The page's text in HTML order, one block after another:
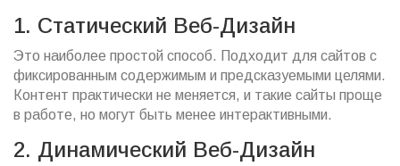
1. Статический Веб-Дизайн
Это наиболее простой способ. Подходит для сайтов с
фиксированным содержимым и предсказуемыми целями.
Контент практически не меняется, и такие сайты проще
в работе, но могут быть менее интерактивными.
2. Динамический Веб-Дизайн